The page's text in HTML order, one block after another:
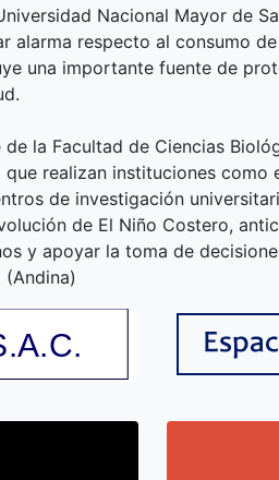
Nacional Mayor de
alarma respecto al consumo
una importante fuente de
la Facultad de Ciencias
realizan instituciones como
de investigación
de El Niño Costero,
y apoyar la toma de
(Andina)